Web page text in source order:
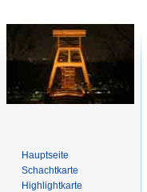
Hauptseite
Schachtkarte
Highlightkarte